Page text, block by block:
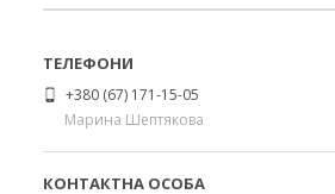
+380 (67) 171-15-05
Марина Шептякова